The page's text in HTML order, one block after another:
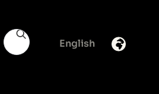
English